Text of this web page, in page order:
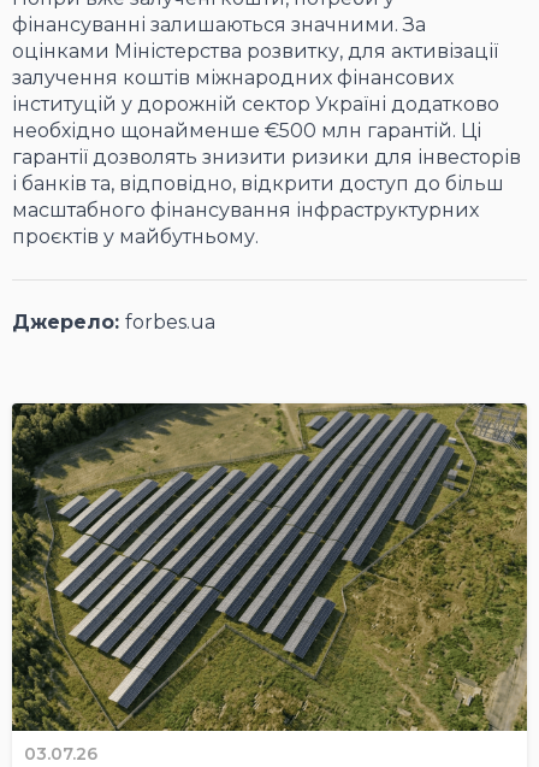
фінансуванні залишаються значними. За
оцінками Міністерства розвитку, для активізації
залучення коштів міжнародних фінансових
інституцій у дорожній сектор Україні додатково
необхідно щонайменше €500 млн гарантій. Ці
гарантії дозволять знизити ризики для інвесторів
і банків та, відповідно, відкрити доступ до більш
масштабного фінансування інфраструктурних
проєктів у майбутньому.
Джерело: forbes.ua
03.07.26